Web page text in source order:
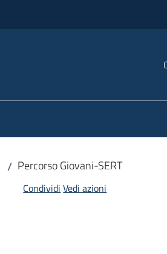
/ Percorso Giovani-SERT
Condividi Vedi azioni